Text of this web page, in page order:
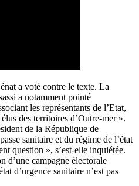
a voté contre le texte. La
a notamment pointé
les représentants de l’Etat,
des territoires d’Outre-mer ».
de la République de
sanitaire et du régime de l’état
question », s’est-elle inquiétée.
d’une campagne électorale
d’urgence sanitaire n’est pas